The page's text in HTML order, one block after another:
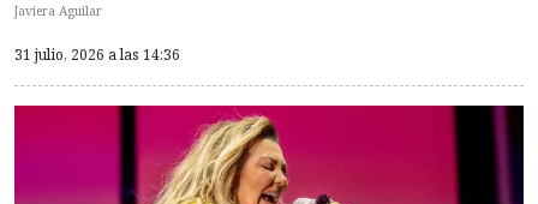
Javiera Aguilar
31 julio, 2026 a las 14:36